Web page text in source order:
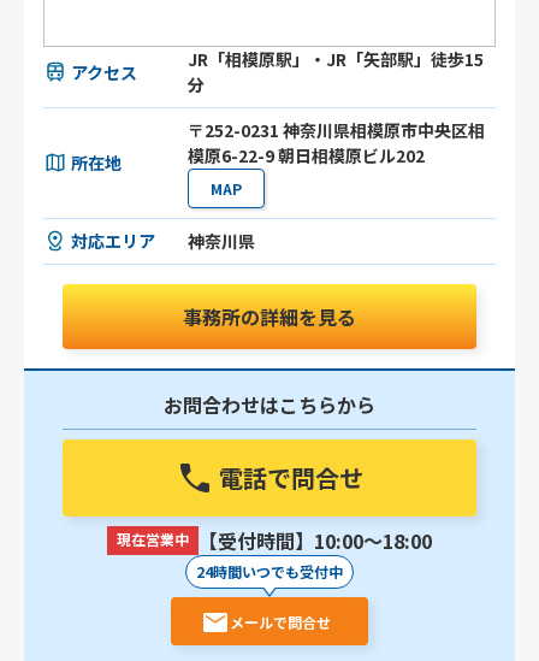
アクセス
JR「相模原駅」・JR「矢部駅」徒歩15
分
所在地
〒252-0231 神奈川県相模原市中央区相
模原6-22-9 朝日相模原ビル202
MAP
対応エリア 神奈川県
事務所の詳細を見る
お問合わせはこちらから
電話で問合せ
現在営業中 【受付時間】10:00〜18:00
24時間いつでも受付中
メールで問合せ